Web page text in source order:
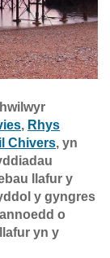
, Rhys
Chivers, yn
llafur y
y gyngres
o
yn y